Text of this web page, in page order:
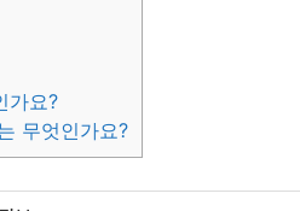
가요?
무엇인가요?